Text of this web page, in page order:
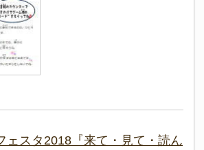
ェスタ2018『来て・見て・読ん